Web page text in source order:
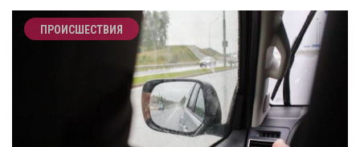
ПРОИСШЕСТВИЯ